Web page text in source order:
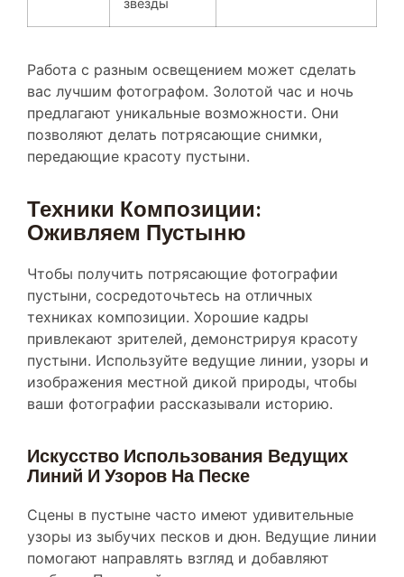
вас лучшим фотографом. Золотой час и ночь
предлагают уникальные возможности. Они
позволяют делать потрясающие снимки,
передающие красоту пустыни.
Оживляем Пустыню
пустыни, сосредоточьтесь на отличных
техниках композиции. Хорошие кадры
привлекают зрителей, демонстрируя красоту
пустыни. Используйте ведущие линии, узоры и
изображения местной дикой природы, чтобы
ваши фотографии рассказывали историю.
Линий И Узоров На Песке
узоры из зыбучих песков и дюн. Ведущие линии
помогают направлять взгляд и добавляют
глубины. Постарайтесь использовать эти